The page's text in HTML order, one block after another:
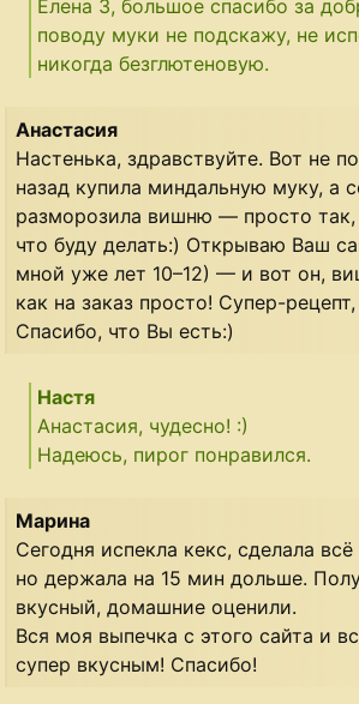
Елена З, большое спасибо за
поводу муки не подскажу, не
никогда безглютеновую.
Анастасия
Настенька, здравствуйте. Вот не
назад купила миндальную муку, а
разморозила вишню — просто так,
что буду делать:) Открываю Ваш
мной уже лет 10–12) — и вот он,
как на заказ просто! Супер-
Спасибо, что Вы есть:)
Настя
Анастасия, чудесно! :)
Надеюсь, пирог понравился.
Марина
Сегодня испекла кекс, сделала всё
но держала на 15 мин дольше.
вкусный, домашние оценили.
Вся моя выпечка с этого сайта и
супер вкусным! Спасибо!